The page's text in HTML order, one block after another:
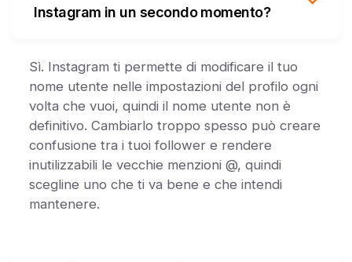
Instagram in un secondo momento?
Sì. Instagram ti permette di modificare il tuo
nome utente nelle impostazioni del profilo ogni
volta che vuoi, quindi il nome utente non è
definitivo. Cambiarlo troppo spesso può creare
confusione tra i tuoi follower e rendere
inutilizzabili le vecchie menzioni @, quindi
scegline uno che ti va bene e che intendi
mantenere.